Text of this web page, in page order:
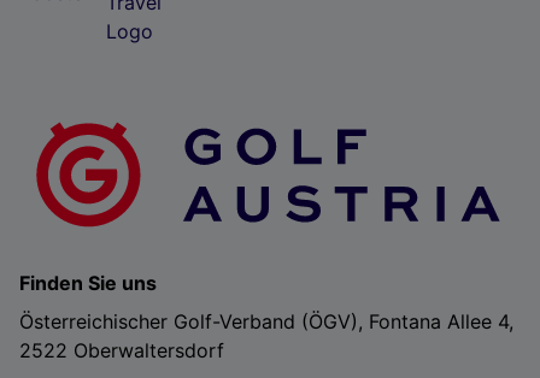
Finden Sie uns
Österreichischer Golf-Verband (ÖGV), Fontana Allee 4,
2522 Oberwaltersdorf